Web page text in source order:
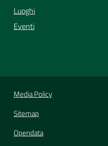
Luoghi
Eventi
Media Policy
Sitemap
Opendata